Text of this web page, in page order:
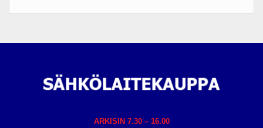
ARKISIN 7.30 – 16.00